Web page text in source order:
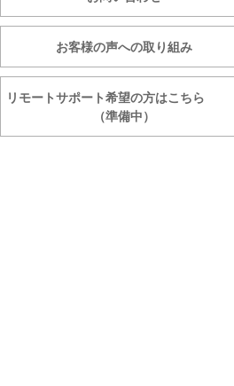
お客様の声への取り組み
リモートサポート希望の方はこちら
（準備中）